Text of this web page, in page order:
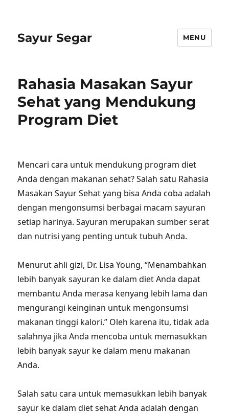
Sayur Segar MENU
Rahasia Masakan Sayur
Sehat yang Mendukung
Program Diet
Mencari cara untuk mendukung program diet
Anda dengan makanan sehat? Salah satu Rahasia
Masakan Sayur Sehat yang bisa Anda coba adalah
dengan mengonsumsi berbagai macam sayuran
setiap harinya. Sayuran merupakan sumber serat
dan nutrisi yang penting untuk tubuh Anda.
Menurut ahli gizi, Dr. Lisa Young, “Menambahkan
lebih banyak sayuran ke dalam diet Anda dapat
membantu Anda merasa kenyang lebih lama dan
mengurangi keinginan untuk mengonsumsi
makanan tinggi kalori.” Oleh karena itu, tidak ada
salahnya jika Anda mencoba untuk memasukkan
lebih banyak sayur ke dalam menu makanan
Anda.
Salah satu cara untuk memasukkan lebih banyak
sayur ke dalam diet sehat Anda adalah dengan